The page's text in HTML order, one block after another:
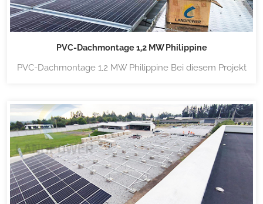
PVC-Dachmontage 1,2 MW Philippine
PVC-Dachmontage 1,2 MW Philippine Bei diesem Projekt
verwendet, die einfach zu installieren ist und das Dach
fest fixiert. Landmacht Wir führen eine große Auswahl an
Solar-Montagesystemen, darun...